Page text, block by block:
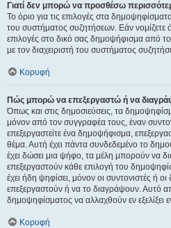
Γιατί δεν μπορώ να προσθέσω
Το όριο για τις επιλογές στα
του συστήματος συζητήσεων. Εάν νομίζετε
επιλογές στο δικό σας δημοψήφισμα από το
με τον διαχειριστή του συστήματος
Κορυφή
Πώς μπορώ να επεξεργαστώ ή να
Όπως και στις δημοσιεύσεις, τα
μόνον από τον συγγραφέα τους, έναν
επεξεργαστείτε ένα δημοψήφισμα,
θέμα. Αυτή έχει πάντα συνδεδεμένο το
έχει δώσει μια ψήφο, τα μέλη μπορούν να
επεξεργαστούν κάθε επιλογή του
έχει ήδη ψηφίσει, μόνον οι συντονιστές ή
επεξεργαστούν ή να το διαγράψουν. Αυτό
δημοψηφίσματος να αλλαχθούν εν
Κορυφή